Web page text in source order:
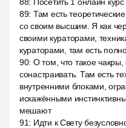
89: Там есть
со своим высшим. Я как
своими кураторами,
кураторами, там есть
90: О том, что такое чакры,
сонастраивать. Там есть
внутренними блоками,
искажёнными
мешают
91: Идти к Свету